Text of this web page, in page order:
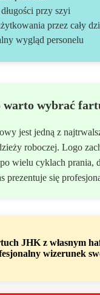
przy szyi
przez cały
wygląd personelu
warto wybrać
jest jedną z
roboczej. Logo
wielu cyklach prania,
prezentuje się
JHK z własnym
wizerunek